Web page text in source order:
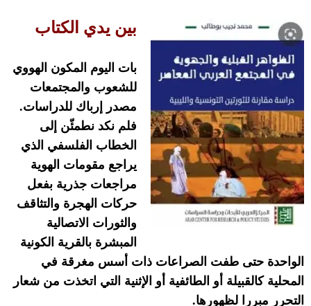
بين يدي الكتاب
بات اليوم المكون الهووي
للشعوب والمجتمعات
مصدر إرباك للدراسات.
فلم نكد نطمئّن إلى
الخطاب الفلسفي الذي
يراجع مقومات الهوية
مراجعات جذرية بفعل
حركات الهجرة والتثاقف
والثورات الاتصالية
المبشرة بالقرية الكونية
الواحدة حتى طفت الصراعات ذات أسس مغرقة في
المحلية كالقبيلة أو الطائفية أو الإثنية التي اتخذت من شعار
التحرر مبررا لظهورها.